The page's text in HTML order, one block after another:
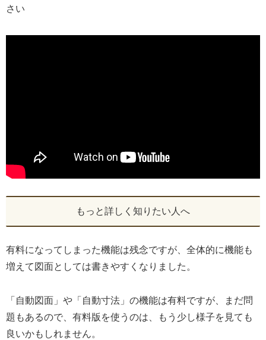
さい
もっと詳しく知りたい人へ
有料になってしまった機能は残念ですが、全体的に機能も
増えて図面としては書きやすくなりました。
「自動図面」や「自動寸法」の機能は有料ですが、まだ問
題もあるので、有料版を使うのは、もう少し様子を見ても
良いかもしれません。